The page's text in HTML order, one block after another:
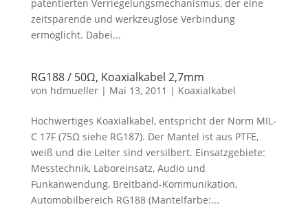
patentierten Verriegelungsmechanismus, der eine
zeitsparende und werkzeuglose Verbindung
ermöglicht. Dabei...
RG188 / 50Ω, Koaxialkabel 2,7mm
von hdmueller| Mai 13, 2011 | Koaxialkabel
Hochwertiges Koaxialkabel, entspricht der Norm MIL-
C 17F (75Ω siehe RG187). Der Mantel ist aus PTFE,
weiß und die Leiter sind versilbert. Einsatzgebiete:
Messtechnik, Laboreinsatz, Audio und
Funkanwendung, Breitband-Kommunikation,
Automobilbereich RG188 (Mantelfarbe:...